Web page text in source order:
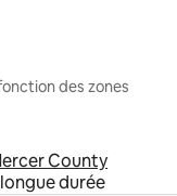
des zones
County
durée